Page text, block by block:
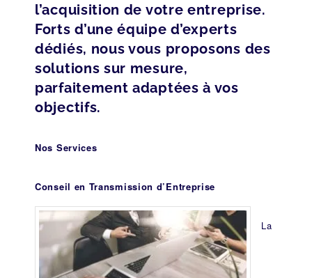
l’acquisition de votre entreprise.
Forts d’une équipe d’experts
dédiés, nous vous proposons des
solutions sur mesure,
parfaitement adaptées à vos
objectifs.
Nos Services
Conseil en Transmission d’Entreprise
La